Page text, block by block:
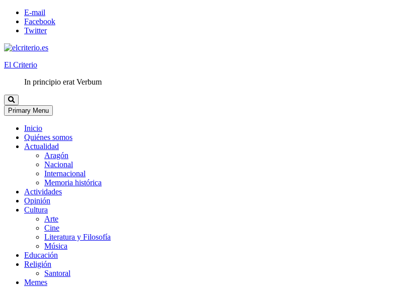
E-mail
Facebook
Twitter
El Criterio
In principio erat Verbum
Primary Menu
Inicio
Quiénes somos
Actualidad
Aragón
Nacional
Internacional
Memoria histórica
Actividades
Opinión
Cultura
Arte
Cine
Literatura y Filosofía
Música
Educación
Religión
Santoral
Memes